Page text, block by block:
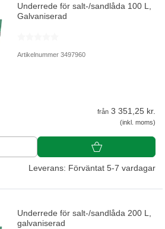
Underrede för salt-/sandlåda 100 L,
Galvaniserad
Artikelnummer 3497960
från 3 351,25 kr.
(inkl. moms)
Leverans: Förväntat 5-7 vardagar
Underrede för salt-/sandlåda 200 L,
galvaniserad